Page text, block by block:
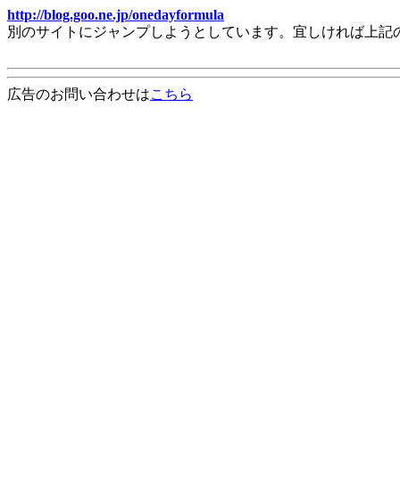
http://blog.goo.ne.jp/onedayformula
別のサイトにジャンプしようとしています。宜しければ上
広告のお問い合わせはこちら